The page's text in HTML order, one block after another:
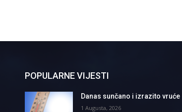
POPULARNE VIJESTI
Danas sunčano i izrazito vruće
1 Augusta, 2026